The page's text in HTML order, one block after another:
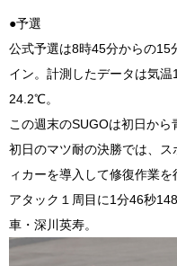
●予選
公式予選は8時45分からの15
イン。計測したデータは気温
24.2℃。
この週末のSUGOは初日から
初日のマツ耐の決勝では、
ィカーを導入して修復作業を
アタック１周目に1分46秒148
車・深川英寿。